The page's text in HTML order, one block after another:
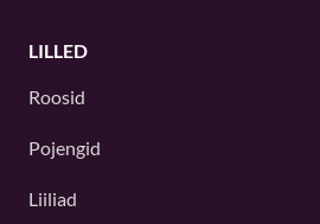
LILLED
Roosid
Pojengid
Liiliad